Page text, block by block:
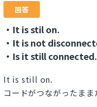
回答
・It is stil on.
・It is not
・Is it still connected.
It is still on.
コードがつながったまま